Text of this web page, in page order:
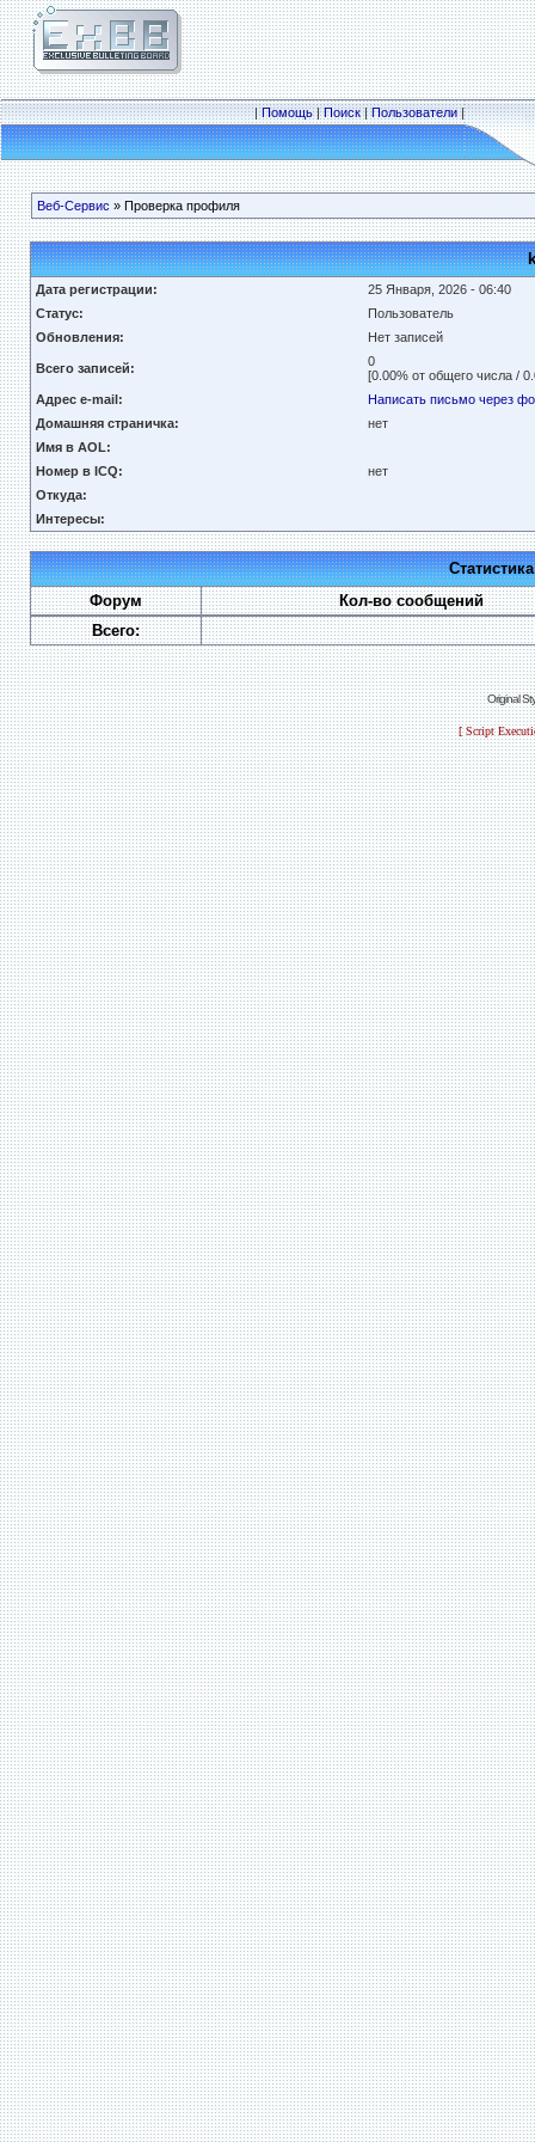
|Помощь|Поиск|Пользователи|
Веб-Сервис » Проверка профиля
Дата регистрации:
25 Января, 2026 - 06:40
Статус:
Пользователь
Обновления:
Нет записей
Всего записей:
0
[0.00% от общего числа /
Адрес e-mail:
Написать письмо через
Домашняя страничка:
нет
Имя в AOL:
Номер в ICQ:
нет
Откуда:
Интересы:
Форум
Кол-во сообщений
Всего:
Original
[ Script